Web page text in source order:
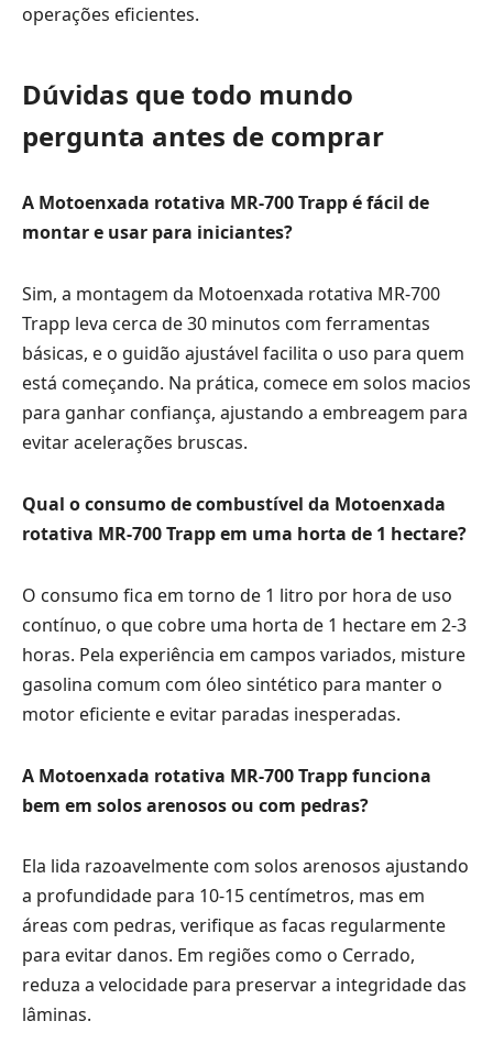
operações eficientes.
Dúvidas que todo mundo
pergunta antes de comprar
A Motoenxada rotativa MR-700 Trapp é fácil de
montar e usar para iniciantes?
Sim, a montagem da Motoenxada rotativa MR-700
Trapp leva cerca de 30 minutos com ferramentas
básicas, e o guidão ajustável facilita o uso para quem
está começando. Na prática, comece em solos macios
para ganhar confiança, ajustando a embreagem para
evitar acelerações bruscas.
Qual o consumo de combustível da Motoenxada
rotativa MR-700 Trapp em uma horta de 1 hectare?
O consumo fica em torno de 1 litro por hora de uso
contínuo, o que cobre uma horta de 1 hectare em 2-3
horas. Pela experiência em campos variados, misture
gasolina comum com óleo sintético para manter o
motor eficiente e evitar paradas inesperadas.
A Motoenxada rotativa MR-700 Trapp funciona
bem em solos arenosos ou com pedras?
Ela lida razoavelmente com solos arenosos ajustando
a profundidade para 10-15 centímetros, mas em
áreas com pedras, verifique as facas regularmente
para evitar danos. Em regiões como o Cerrado,
reduza a velocidade para preservar a integridade das
lâminas.